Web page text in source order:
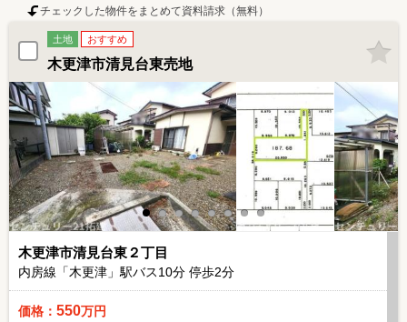
チェックした物件をまとめて資料請求（無料）
土地 おすすめ
木更津市清見台東売地
木更津市清見台東２丁目
内房線「木更津」駅バス10分 停歩2分
価格： 550万円